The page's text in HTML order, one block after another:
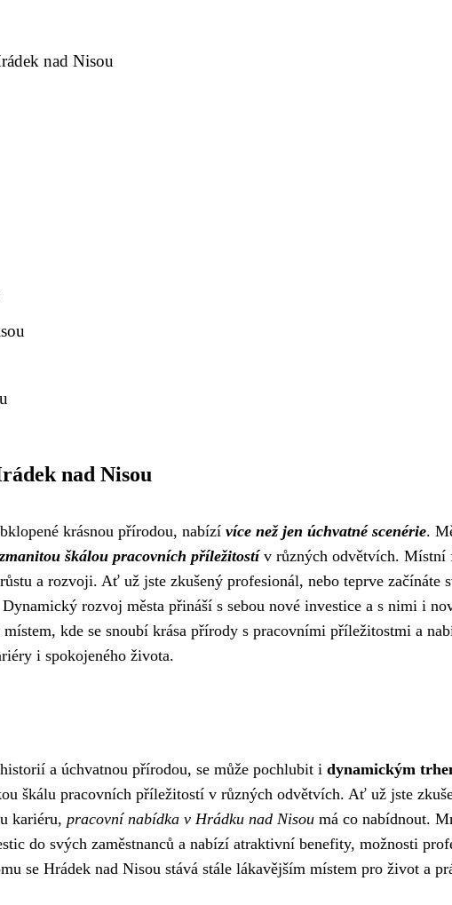
nad Nisou
nad Nisou
krásnou přírodou, nabízí více než jen úchvatné scenérie.
škálou pracovních příležitostív různých odvětvích.
a rozvoji. Ať už jste zkušený profesionál, nebo teprve začínáte
rozvoj města přináší s sebou nové investice a s nimi i
kde se snoubí krása přírody s pracovními příležitostmi a
i spokojeného života.
a úchvatnou přírodou, se může pochlubit i dynamickým
škálu pracovních příležitostí v různých odvětvích. Ať už jste
kariéru, pracovní nabídka v Hrádku nad Nisou má co nabídnout.
do svých zaměstnanců a nabízí atraktivní benefity, možnosti
se Hrádek nad Nisou stává stále lákavějším místem pro život a